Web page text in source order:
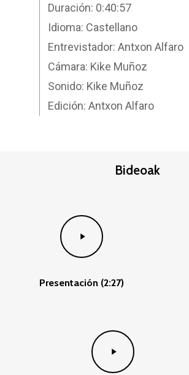
Duración: 0:40:57
Idioma: Castellano
Entrevistador: Antxon Alfaro
Cámara: Kike Muñoz
Sonido: Kike Muñoz
Edición: Antxon Alfaro
Bideoak
Play
Video
Presentación (2:27)
Play
Video